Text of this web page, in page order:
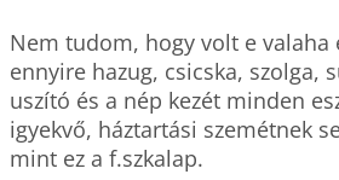
Nem tudom, hogy volt e valaha
ennyire hazug, csicska, szolga,
uszító és a nép kezét minden
igyekvő, háztartási szemétnek
mint ez a f.szkalap.